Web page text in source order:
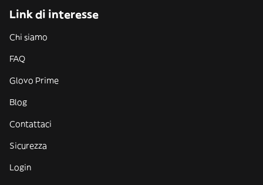
Link di interesse
Chi siamo
FAQ
Glovo Prime
Blog
Contattaci
Sicurezza
Login